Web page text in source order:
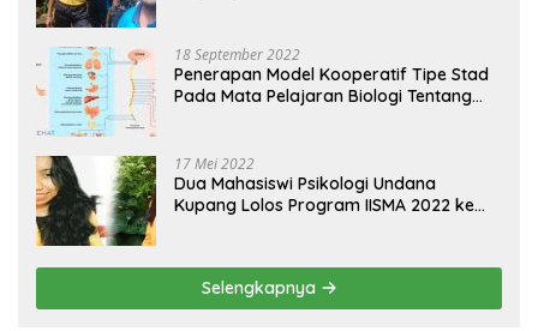
18 September 2022
Penerapan Model Kooperatif Tipe Stad
Pada Mata Pelajaran Biologi Tentang
17 Mei 2022
Dua Mahasiswi Psikologi Undana
Kupang Lolos Program IISMA 2022 ke
Selengkapnya